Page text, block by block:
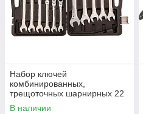
Набор ключей
комбинированных,
трещоточных шарнирных 22
шт. Matrix
В наличии